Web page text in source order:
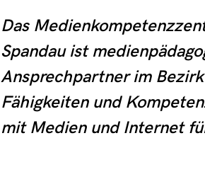
Das
Spandau ist
Ansprechpartner im
Fähigkeiten und
mit Medien und Internet